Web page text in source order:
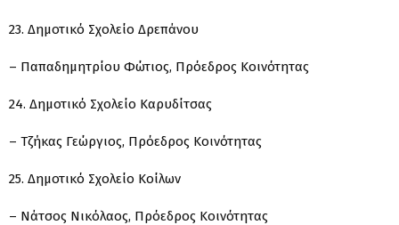
23. Δημοτικό Σχολείο Δρεπάνου
– Παπαδημητρίου Φώτιος, Πρόεδρος Κοινότητας
24. Δημοτικό Σχολείο Καρυδίτσας
– Τζήκας Γεώργιος, Πρόεδρος Κοινότητας
25. Δημοτικό Σχολείο Κοίλων
– Νάτσος Νικόλαος, Πρόεδρος Κοινότητας